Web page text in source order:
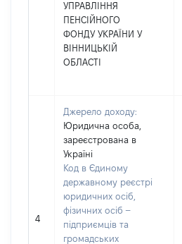
УПРАВЛІННЯ
ПЕНСІЙНОГО
ФОНДУ УКРАЇНИ У
ВІННИЦЬКІЙ
ОБЛАСТІ
4
Джерело доходу:
Юридична особа,
зареєстрована в
Україні
Код в Єдиному
державному реєстрі
юридичних осіб,
фізичних осіб –
підприємців та
громадських